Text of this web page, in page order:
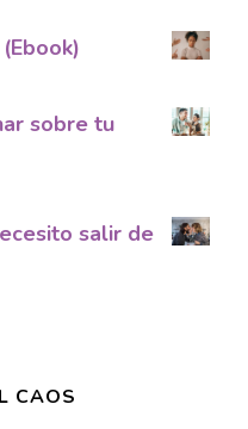
sobre tu
salir de
CAOS